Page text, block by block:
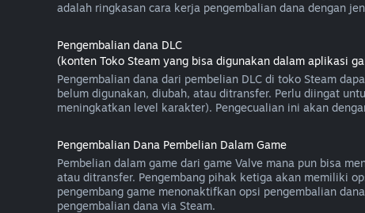
adalah ringkasan cara kerja pengembalian dana dengan
Pengembalian dana DLC
(konten Toko Steam yang bisa digunakan dalam aplikasi
Pengembalian dana dari pembelian DLC di toko Steam
belum digunakan, diubah, atau ditransfer. Perlu diingat
meningkatkan level karakter). Pengecualian ini akan
Pengembalian Dana Pembelian Dalam Game
Pembelian dalam game dari game Valve mana pun bisa
atau ditransfer. Pengembang pihak ketiga akan memiliki
pengembang game menonaktifkan opsi pengembalian
pengembalian dana via Steam.